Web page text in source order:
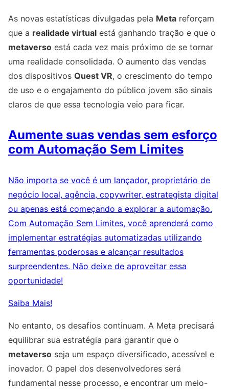
As novas estatísticas divulgadas pela Meta reforçam
que a realidade virtual está ganhando tração e que o
metaverso está cada vez mais próximo de se tornar
uma realidade consolidada. O aumento das vendas
dos dispositivos Quest VR, o crescimento do tempo
de uso e o engajamento do público jovem são sinais
claros de que essa tecnologia veio para ficar.
Aumente suas vendas sem esforço
com Automação Sem Limites
Não importa se você é um lançador, proprietário de
negócio local, agência, copywriter, estrategista digital
ou apenas está começando a explorar a automação.
Com Automação Sem Limites, você aprenderá como
implementar estratégias automatizadas utilizando
ferramentas poderosas e alcançar resultados
surpreendentes. Não deixe de aproveitar essa
oportunidade!
Saiba Mais!
No entanto, os desafios continuam. A Meta precisará
equilibrar sua estratégia para garantir que o
metaverso seja um espaço diversificado, acessível e
inovador. O papel dos desenvolvedores será
fundamental nesse processo, e encontrar um meio-